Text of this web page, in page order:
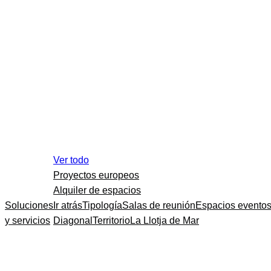
Soluciones
y servicios
Ver todo
Proyectos europeos
Alquiler de espacios
Ir atrásTipologíaSalas de reuniónEspacios eventos
Diagonal TerritorioLa Llotja de Mar